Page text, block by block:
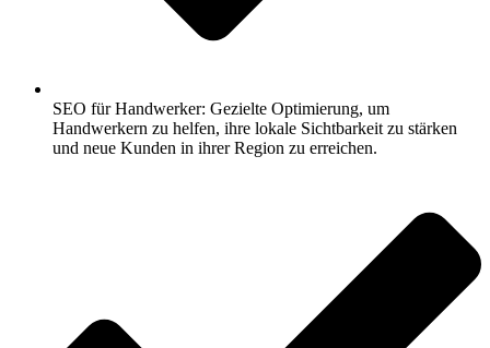
SEO für Handwerker: Gezielte Optimierung, um
Handwerkern zu helfen, ihre lokale Sichtbarkeit zu stärken
und neue Kunden in ihrer Region zu erreichen.